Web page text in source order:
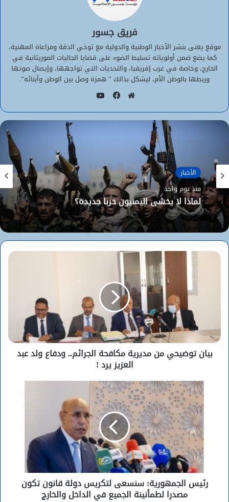
فريق جسور
موقع يعنى بنشر الأخبار الوطنية والدولية مع توخي الدقة ومراعاة المهنية،
كما يضع ضمن أولوياته تسليط الضوء على قضايا الجاليات الموريتانية في
الخارج، وخاصة في غرب إفريقيا، والتحديات التي تواجهها، وإيصال صوتها
وربطها بالوطن الأم، ليشكل بذالك ” همزة وصل بين الوطن وأبنائه”.
الويب
الأخبار
منذ يوم واحد
لماذا لا يخشى اليمنيون حربا جديدة؟
الأخبار
منذ يوم واحد
“تكتل القوى الديمقراطية” يطالب بتأمين
الموريتانيين في مالي ويكشف تفاصيل احتجازهم
بيان توضيحي من مديرية مكافحة الجرائم.. ودفاع ولد عبد
العزيز يرد !
رئيس الجمهورية: سنسعى لتكريس دولة قانون تكون
مصدرا لطمأنينة الجميع في الداخل والخارج